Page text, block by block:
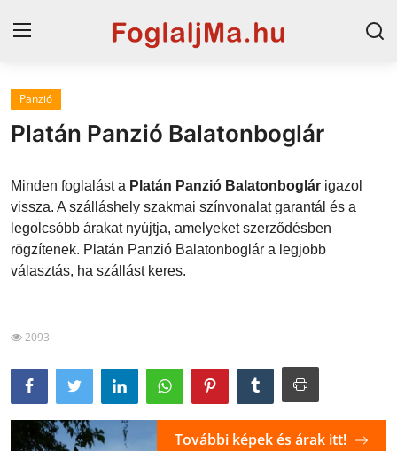
Magyarország
Szállások a Balatonon
Horvátország
Blog
Panzió
Platán Panzió Balatonboglár
Minden foglalást a Platán Panzió Balatonboglár igazol
vissza. A szálláshely szakmai színvonalat garantál és a
legolcsóbb árakat nyújtja, amelyeket szerződésben
rögzítenek. Platán Panzió Balatonboglár a legjobb
választás, ha szállást keres.
2093
További képek és árak itt!